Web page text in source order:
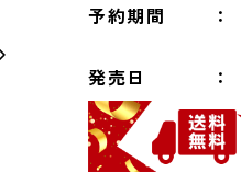
予約期間
発売日